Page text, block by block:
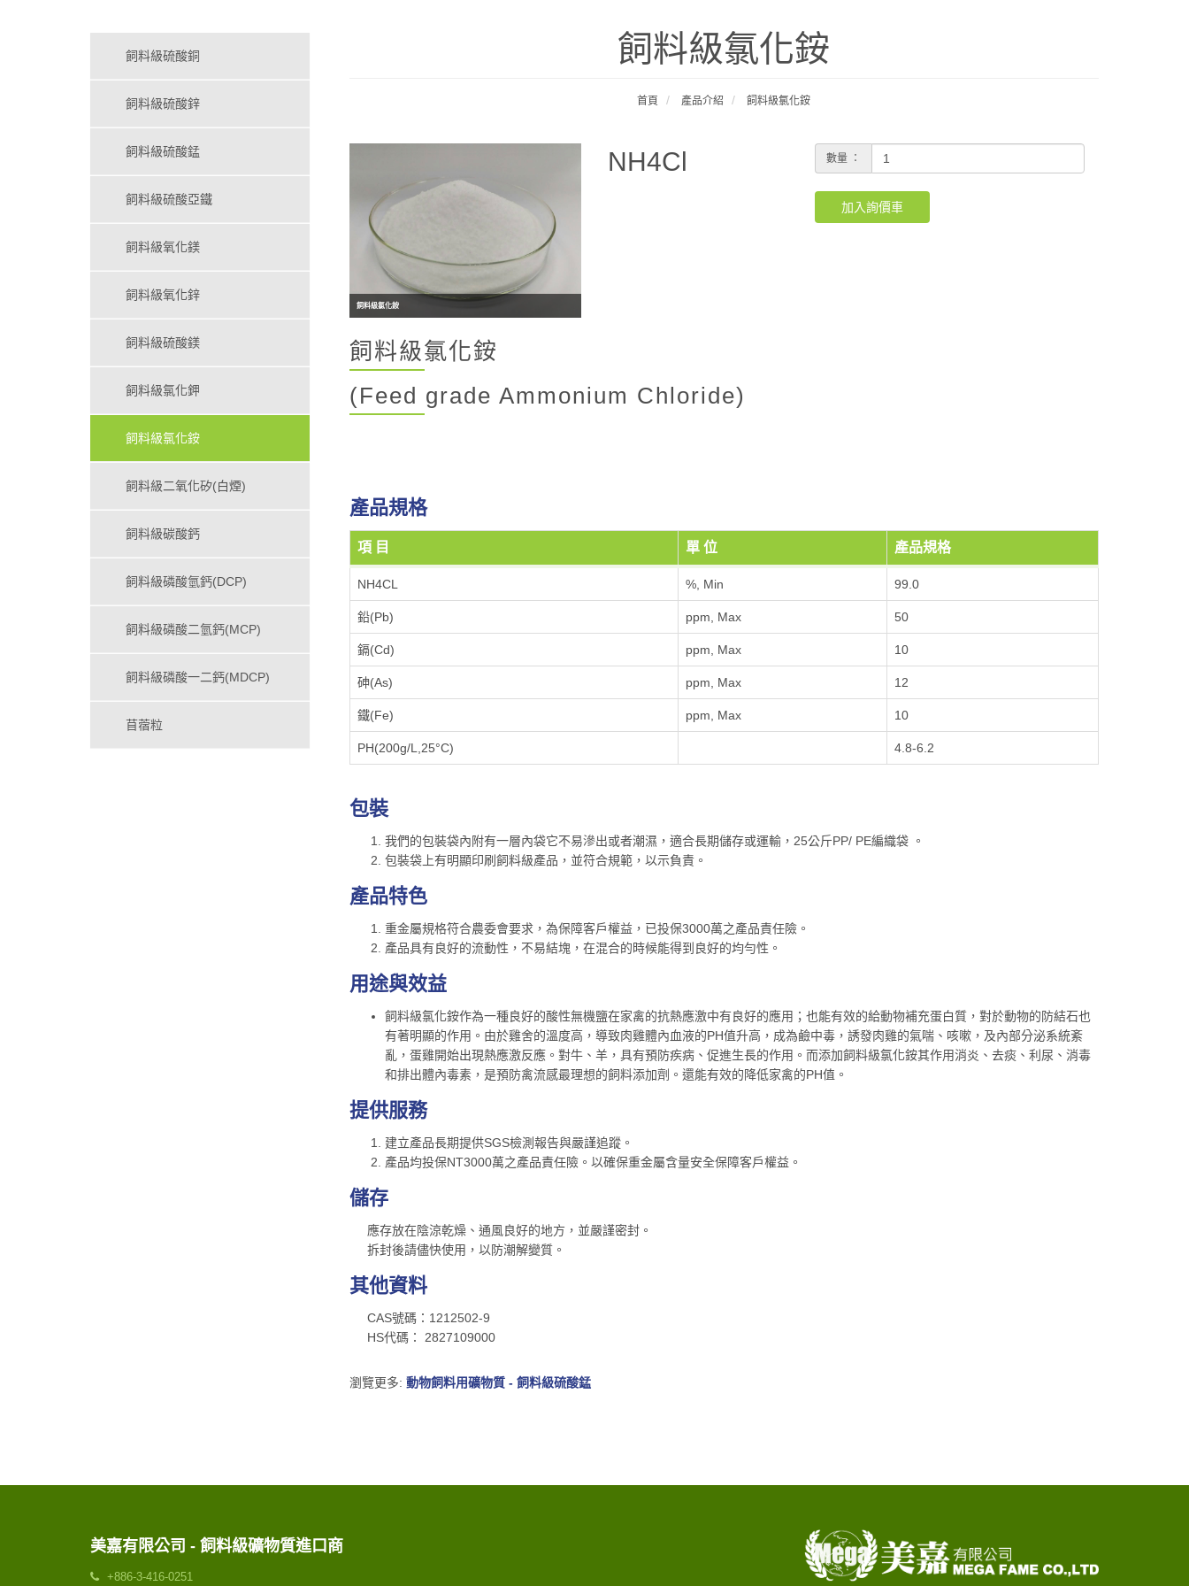
飼料級硫酸銅
飼料級硫酸鋅
飼料級硫酸錳
飼料級硫酸亞鐵
飼料級氧化鎂
飼料級氧化鋅
飼料級硫酸鎂
飼料級氯化鉀
飼料級氯化銨
飼料級二氧化矽(白煙)
飼料級碳酸鈣
飼料級磷酸氫鈣(DCP)
飼料級磷酸二氫鈣(MCP)
飼料級磷酸一二鈣(MDCP)
苜蓿粒
飼料級氯化銨
首頁 產品介紹 飼料級氯化銨
飼料級氯化銨
NH4Cl 數量 ：
加入詢價車
飼料級氯化銨
(Feed grade Ammonium Chloride)
產品規格
項 目 單 位 產品規格
NH4CL %, Min 99.0
鉛(Pb) ppm, Max 50
鎘(Cd) ppm, Max 10
砷(As) ppm, Max 12
鐵(Fe) ppm, Max 10
PH(200g/L,25°C) 4.8-6.2
包裝
我們的包裝袋內附有一層內袋它不易滲出或者潮濕，適合長期儲存或運輸，25公斤PP/ PE編織袋 。
包裝袋上有明顯印刷飼料級產品，並符合規範，以示負責。
產品特色
重金屬規格符合農委會要求，為保障客戶權益，已投保3000萬之產品責任險。
產品具有良好的流動性，不易結塊，在混合的時候能得到良好的均勻性。
用途與效益
飼料級氯化銨作為一種良好的酸性無機鹽在家禽的抗熱應激中有良好的應用；也能有效的給動物補充蛋白質，對於動物的防結石也
有著明顯的作用。由於雞舍的溫度高，導致肉雞體內血液的PH值升高，成為鹼中毒，誘發肉雞的氣喘、咳嗽，及內部分泌系統紊
亂，蛋雞開始出現熱應激反應。對牛、羊，具有預防疾病、促進生長的作用。而添加飼料級氯化銨其作用消炎、去痰、利尿、消毒
和排出體內毒素，是預防禽流感最理想的飼料添加劑。還能有效的降低家禽的PH值。
提供服務
建立產品長期提供SGS檢測報告與嚴謹追蹤。
產品均投保NT3000萬之產品責任險。以確保重金屬含量安全保障客戶權益。
儲存
應存放在陰涼乾燥、通風良好的地方，並嚴謹密封。
拆封後請儘快使用，以防潮解變質。
其他資料
CAS號碼：1212502-9
HS代碼： 2827109000
瀏覽更多: 動物飼料用礦物質 - 飼料級硫酸錳
美嘉有限公司 - 飼料級礦物質進口商
+886-3-416-0251